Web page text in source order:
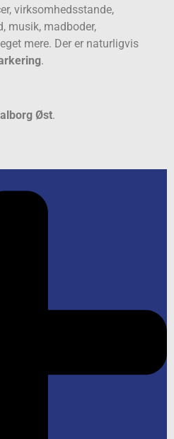
virksomhedsstande,
musik, madboder,
mere. Der er naturligvis
.
Øst.